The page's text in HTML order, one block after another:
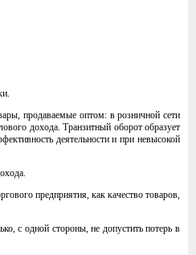
продаваемые оптом: в розничной сети
дохода. Транзитный оборот образует
деятельности и при невысокой
предприятия, как качество товаров,
с одной стороны, не допустить потерь в